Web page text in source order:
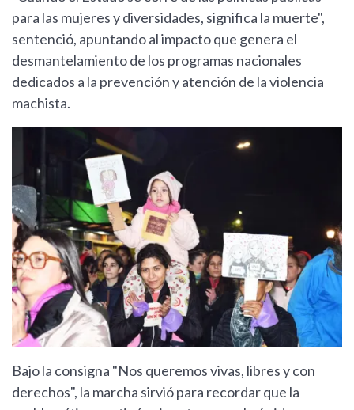
para las mujeres y diversidades, significa la muerte",
sentenció, apuntando al impacto que genera el
desmantelamiento de los programas nacionales
dedicados a la prevención y atención de la violencia
machista.
Bajo la consigna "Nos queremos vivas, libres y con
derechos", la marcha sirvió para recordar que la